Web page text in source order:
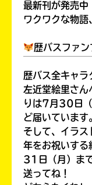
最新刊が発売
ワクワクな物語
歴バスファン
歴バス全キャラ
左近堂絵里さ
りは7月30日
ど届いています
そして、イラ
年をお祝いす
31日（月）ま
送ってね！